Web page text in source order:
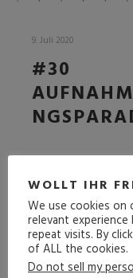
9. Juli 2020
#30
DIE
DER
(mehr …)
WOLLT IHR
We use cookies
relevant
repeat visits. By
of ALL the cookies.
Do not sell my